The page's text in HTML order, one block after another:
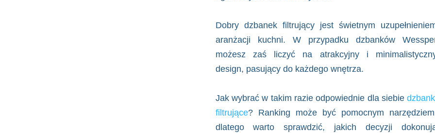
Dobry dzbanek filtrujący jest świetnym
aranżacji kuchni. W przypadku dzbanków
możesz zaś liczyć na atrakcyjny i
design, pasujący do każdego wnętrza.
Jak wybrać w takim razie odpowiednie dla siebie
filtrujące? Ranking może być pomocnym
dlatego warto sprawdzić, jakich decyzji